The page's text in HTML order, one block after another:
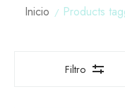
Inicio Products
Filtro